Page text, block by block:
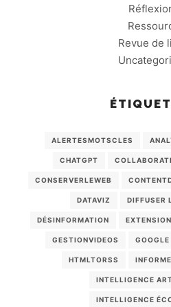
Revue de
ALERTESMOTSCLES
CHATGPT
CONSERVERLEWEB
DATAVIZ DIFFUSER
DÉSINFORMATION
GESTIONVIDEOS GOOGLE
HTMLTORSS
INTELLIGENCE
INTELLIGENCE